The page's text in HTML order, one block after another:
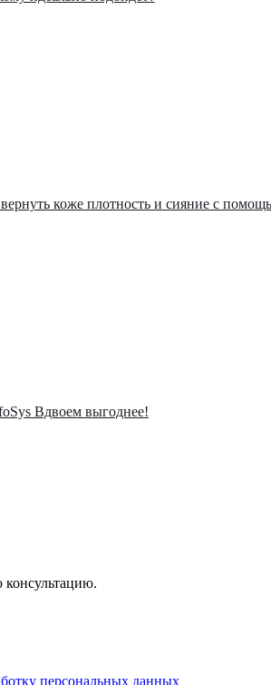
коже плотность и сияние с
Вдвоем выгоднее!
консультацию.
персональных данных